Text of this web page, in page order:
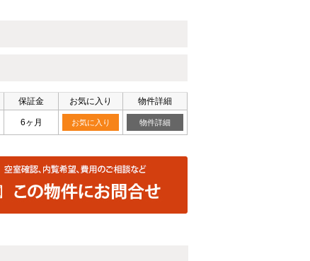
保証金 お気に入り 物件詳細
6ヶ月 お気に入り 物件詳細